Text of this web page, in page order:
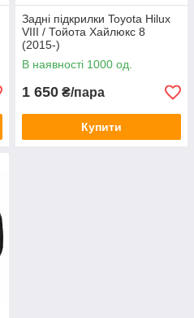
Задні підкрилки Toyota Hilux
VIII / Тойота Хайлюкс 8
(2015-)
В наявності 1000 од.
1 650 ₴/пара
Купити